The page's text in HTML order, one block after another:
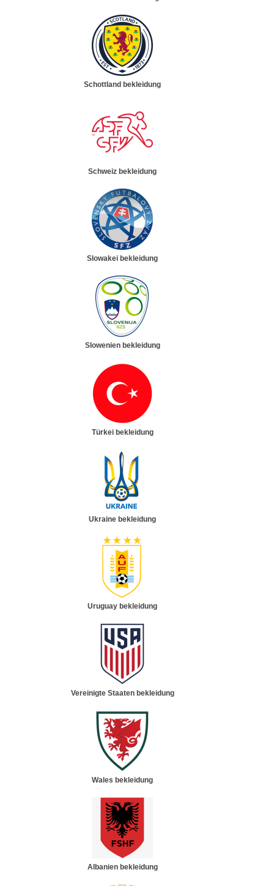
Schottland bekleidung
Schweiz bekleidung
Slowakei bekleidung
Slowenien bekleidung
Türkei bekleidung
Ukraine bekleidung
Uruguay bekleidung
Vereinigte Staaten bekleidung
Wales bekleidung
Albanien bekleidung